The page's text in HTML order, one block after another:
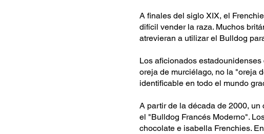
A finales del siglo XIX, el
difícil vender la raza. Muchos
atrevieran a utilizar el Bulldog
Los aficionados
oreja de murciélago, no la "oreja
identificable en todo el mundo
A partir de la década de 2000,
el "Bulldog Francés Moderno".
chocolate e isabella Frenchies.